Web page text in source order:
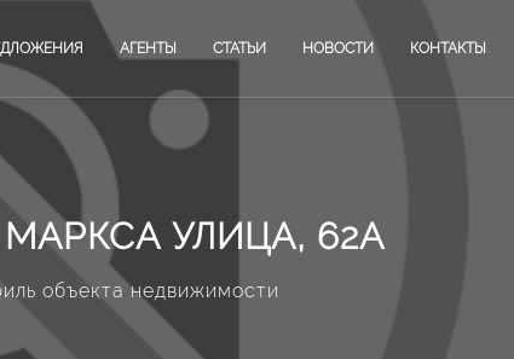
АГЕНТЫ СТАТЬИ НОВОСТИ КОНТАКТЫ
УЛИЦА, 62А
объекта недвижимости